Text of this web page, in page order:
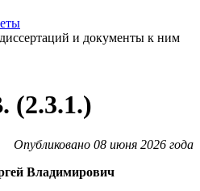
и документы к ним
(2.3.1.)
Опубликовано 08 июня 2026 года
Владимирович